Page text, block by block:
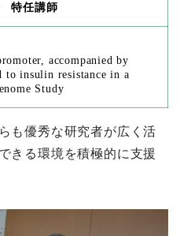
特任講師
accompanied by
to insulin resistance in a
Study
も優秀な研究者が広く活
きる環境を積極的に支援